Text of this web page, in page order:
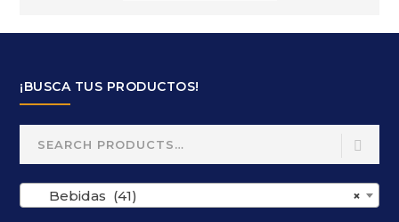
¡BUSCA TUS PRODUCTOS!
×
Bebidas (41)